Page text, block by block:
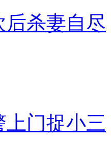
后杀妻自尽
上门捉小三